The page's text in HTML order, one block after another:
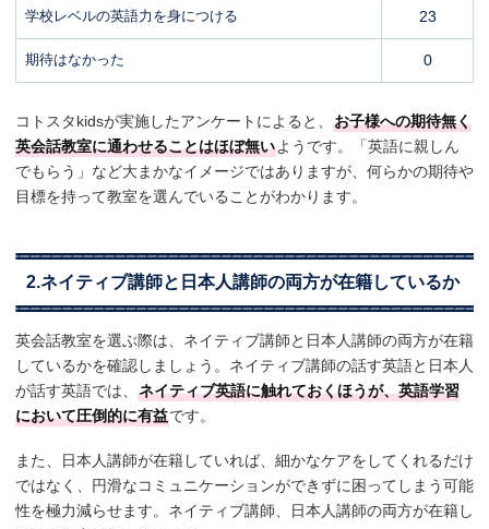
学校レベルの英語力を身につける 23
期待はなかった 0
コトスタkidsが実施したアンケートによると、 お子様への期待無く
英会話教室に通わせることはほぼ無いようです。「英語に親しん
でもらう」など大まかなイメージではありますが、何らかの期待や
目標を持って教室を選んでいることがわかります。
2.ネイティブ講師と日本人講師の両方が在籍しているか
英会話教室を選ぶ際は、ネイティブ講師と日本人講師の両方が在籍
しているかを確認しましょう。ネイティブ講師の話す英語と日本人
が話す英語では、 ネイティブ英語に触れておくほうが、英語学習
において圧倒的に有益です。
また、日本人講師が在籍していれば、細かなケアをしてくれるだけ
ではなく、円滑なコミュニケーションができずに困ってしまう可能
性を極力減らせます。ネイティブ講師、日本人講師の両方が在籍し